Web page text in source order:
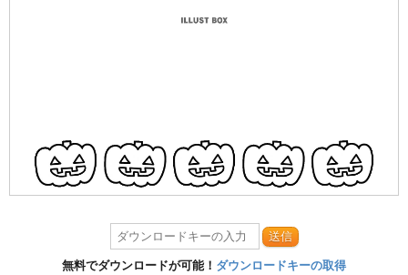
送信
無料でダウンロードが可能！ ダウンロードキーの取得